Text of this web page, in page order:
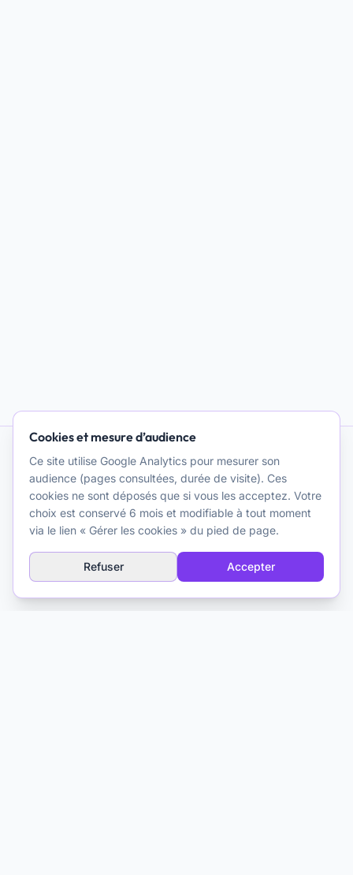
IA et Psychothérapie
Promouvoir une réflexion clinique et théorique de qualité sur
l'usage de l'intelligence artificielle à des fins
Explorer
Cookies et mesure d’audience
Ce site utilise Google Analytics pour mesurer son
audience (pages consultées, durée de visite). Ces
cookies ne sont déposés que si vous les acceptez. Votre
choix est conservé 6 mois et modifiable à tout moment
via le lien « Gérer les cookies » du pied de page.
Refuser Accepter